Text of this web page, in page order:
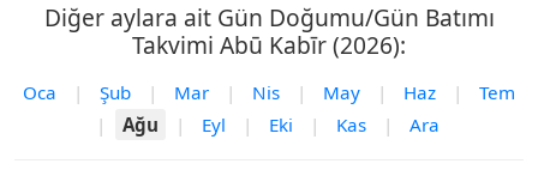
Diğer aylara ait Gün Doğumu/Gün Batımı
Takvimi Abū Kabīr (2026):
Oca | Şub | Mar | Nis | May | Haz |
Tem
|
Ağu | Eyl | Eki | Kas | Ara